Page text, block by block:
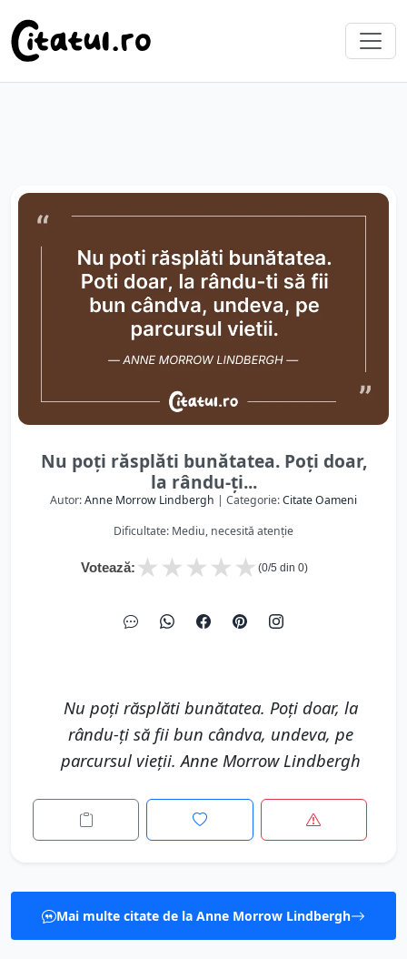
Nu poți răsplăti bunătatea. Poți doar,
la rându-ți...
Autor:Anne Morrow Lindbergh | Categorie:Citate Oameni
Dificultate: Mediu, necesită atenție
Votează: ★
★
★
★
★ (0/5 din 0)
Nu poți răsplăti bunătatea. Poți doar, la
rându-ți să fii bun cândva, undeva, pe
parcursul vieții. Anne Morrow Lindbergh
Mai multe citate de la Anne Morrow Lindbergh